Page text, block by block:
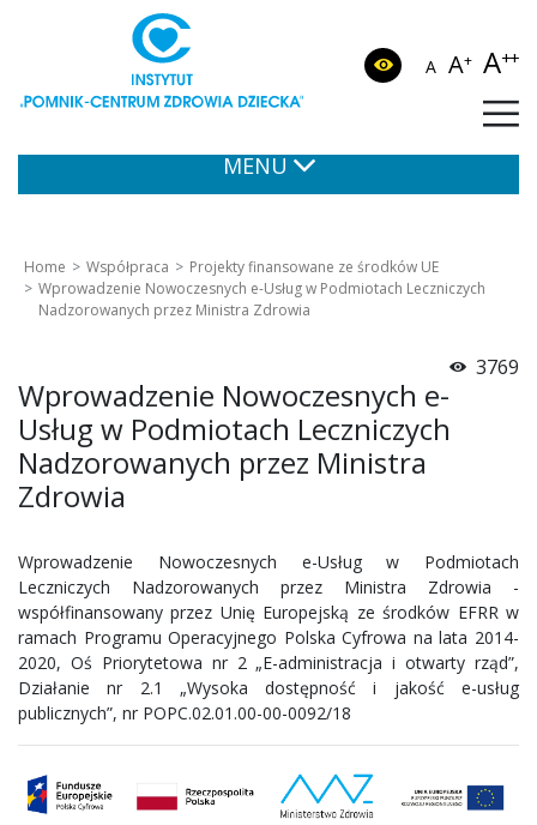
A A+ A++
MENU
Home Współpraca
Projekty finansowane ze środków UE
Wprowadzenie Nowoczesnych e-Usług w Podmiotach Leczniczych
Nadzorowanych przez Ministra Zdrowia
3769
Wprowadzenie Nowoczesnych e-
Usług w Podmiotach Leczniczych
Nadzorowanych przez Ministra
Zdrowia
Wprowadzenie Nowoczesnych e-Usług w Podmiotach
Leczniczych Nadzorowanych przez Ministra Zdrowia -
współfinansowany przez Unię Europejską ze środków EFRR w
ramach Programu Operacyjnego Polska Cyfrowa na lata 2014-
2020, Oś Priorytetowa nr 2 „E-administracja i otwarty rząd”,
Działanie nr 2.1 „Wysoka dostępność i jakość e-usług
publicznych”, nr POPC.02.01.00-00-0092/18